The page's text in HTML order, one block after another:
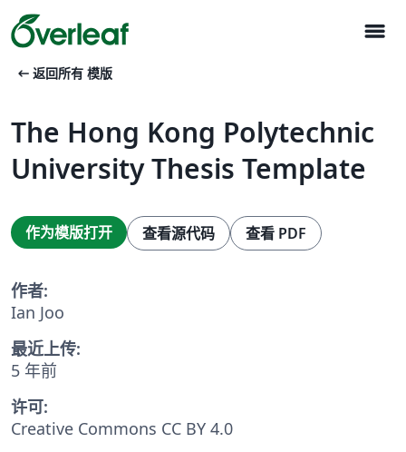
menu
arrow_left_alt 返回所有 模版
The Hong Kong Polytechnic
University Thesis Template
作为模版打开 查看源代码 查看 PDF
作者:
Ian Joo
最近上传:
5 年前
许可:
Creative Commons CC BY 4.0